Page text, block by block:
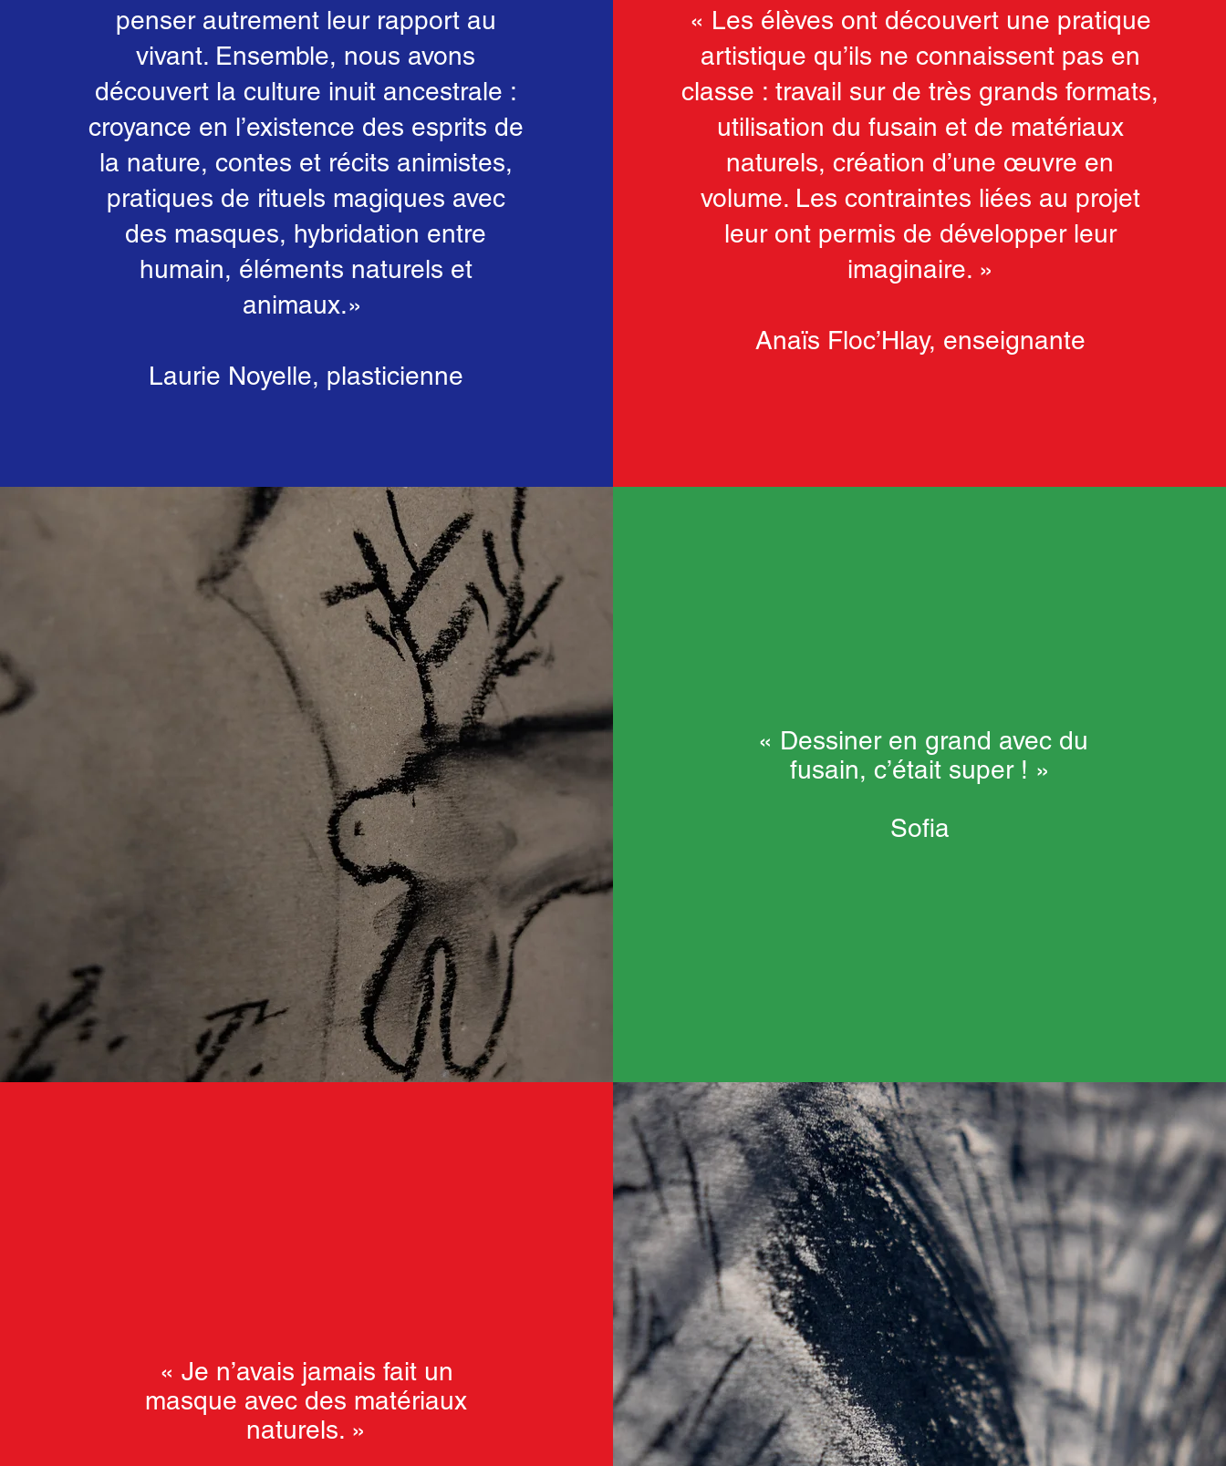
penser autrement leur rapport au
vivant. Ensemble, nous avons
découvert la culture inuit ancestrale :
croyance en l’existence des esprits de
la nature, contes et récits animistes,
pratiques de rituels magiques avec
des masques, hybridation entre
humain, éléments naturels et
animaux.»
Laurie Noyelle, plasticienne
« Les élèves ont découvert une pratique
artistique qu’ils ne connaissent pas en
classe : travail sur de très grands formats,
utilisation du fusain et de matériaux
naturels, création d’une œuvre en
volume. Les contraintes liées au projet
leur ont permis de développer leur
imaginaire. »
Anaïs Floc’Hlay, enseignante
« Dessiner en grand avec du
fusain, c’était super ! »
Sofia
« Je n’avais jamais fait un
masque avec des matériaux
naturels. »